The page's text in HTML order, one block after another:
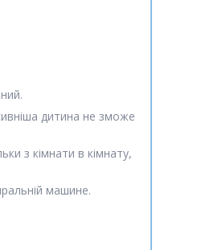
дитина не зможе
з кімнати в кімнату,
машине.